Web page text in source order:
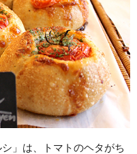
」は、トマトのヘタがち